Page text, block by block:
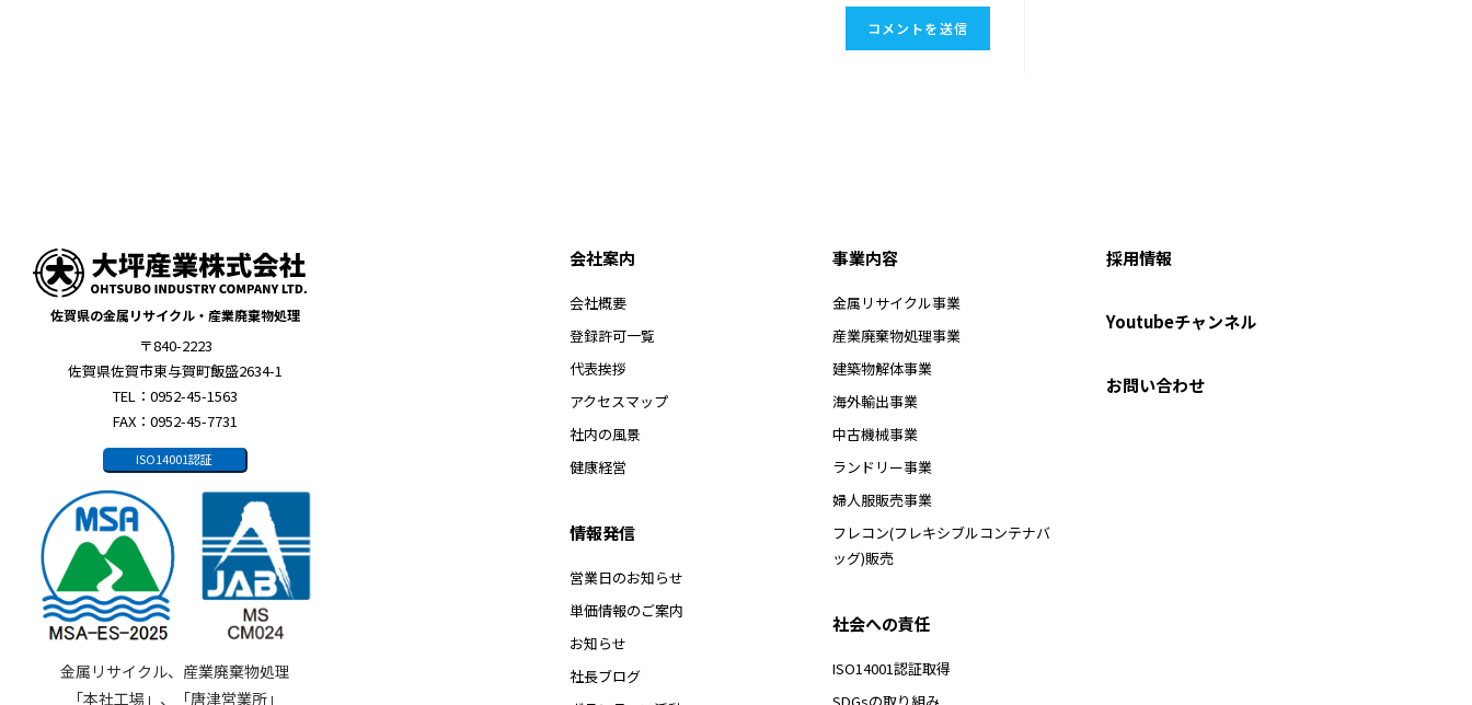
佐賀県の金属リサイクル・産業廃棄物処理
〒840-2223
佐賀県佐賀市東与賀町飯盛2634-1
TEL：0952-45-1563
FAX：0952-45-7731
ISO14001認証
金属リサイクル、産業廃棄物処理
「本社工場」、「唐津営業所」
会社案内
会社概要
登録許可一覧
代表挨拶
アクセスマップ
社内の風景
健康経営
情報発信
営業日のお知らせ
単価情報のご案内
お知らせ
社長ブログ
事業内容
金属リサイクル事業
産業廃棄物処理事業
建築物解体事業
海外輸出事業
中古機械事業
ランドリー事業
婦人服販売事業
フレコン(フレキシブルコンテナバ
ッグ)販売
社会への責任
ISO14001認証取得
採用情報
Youtubeチャンネル
お問い合わせ